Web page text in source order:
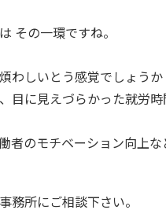
その一環ですね。
わしいとう感覚でしょうか
目に見えづらかった就労
者のモチベーション向上
務所にご相談下さい。